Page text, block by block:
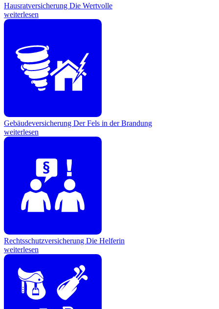
Hausratversicherung Die Wertvolle
weiterlesen
Gebäudeversicherung Der Fels in der Brandung
weiterlesen
Rechtsschutzversicherung Die Helferin
weiterlesen